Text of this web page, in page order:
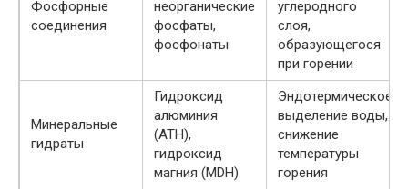
Фосфорные
соединения
неорганические
фосфаты,
фосфонаты
углеродного
слоя,
образующегося
при горении
Минеральные
гидраты
Гидроксид
алюминия
(ATH),
гидроксид
магния (MDH)
Эндотермическое
выделение воды,
снижение
температуры
горения